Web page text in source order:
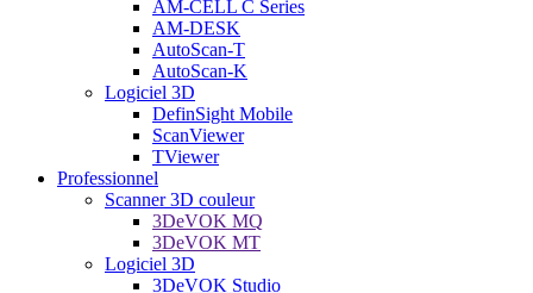
AM-CELL C Series
AM-DESK
AutoScan-T
AutoScan-K
Logiciel 3D
DefinSight Mobile
ScanViewer
TViewer
Professionnel
Scanner 3D couleur
3DeVOK MQ
3DeVOK MT
Logiciel 3D
3DeVOK Studio